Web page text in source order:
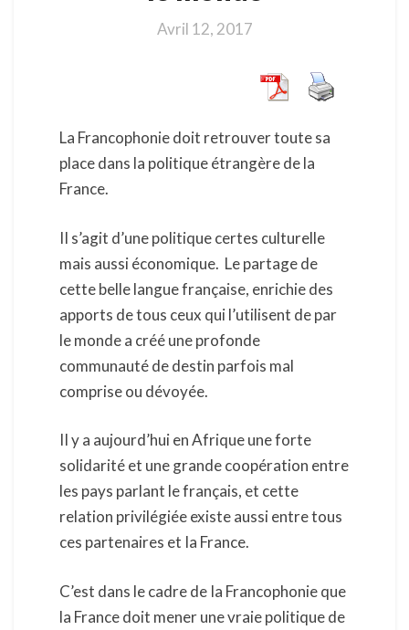
la
Avril 12, 2017
La Francophonie doit retrouver toute sa
place dans la politique étrangère de la
France.
II s’agit d’une politique certes culturelle
mais aussi économique. Le partage de
cette belle langue française, enrichie des
apports de tous ceux qui l’utilisent de par
le monde a créé une profonde
communauté de destin parfois mal
comprise ou dévoyée.
II y a aujourd’hui en Afrique une forte
solidarité et une grande coopération entre
les pays parlant le français, et cette
relation privilégiée existe aussi entre tous
ces partenaires et Ia France.
C’est dans le cadre de Ia Francophonie que
la France doit mener une vraie politique de